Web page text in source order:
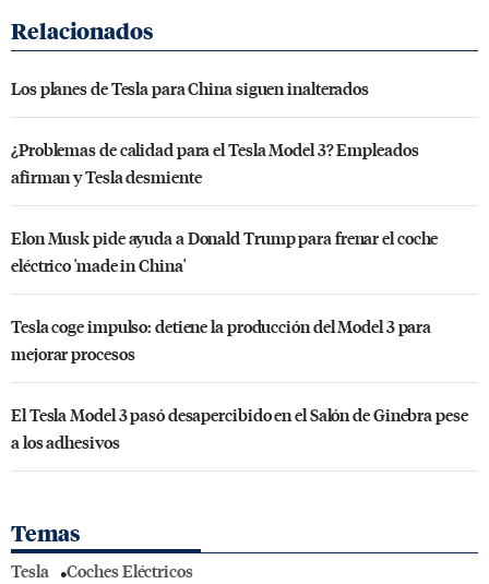
Los planes de Tesla para China siguen inalterados
¿Problemas de calidad para el Tesla Model 3? Empleados
afirman y Tesla desmiente
Elon Musk pide ayuda a Donald Trump para frenar el coche
eléctrico 'made in China'
Tesla coge impulso: detiene la producción del Model 3 para
mejorar procesos
El Tesla Model 3 pasó desapercibido en el Salón de Ginebra pese
a los adhesivos
Temas
Tesla Coches Eléctricos